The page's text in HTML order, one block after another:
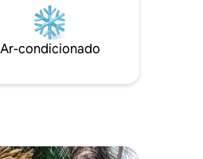
via satélite, varanda,
projetado para
e desfruta do
Ar-condicionado